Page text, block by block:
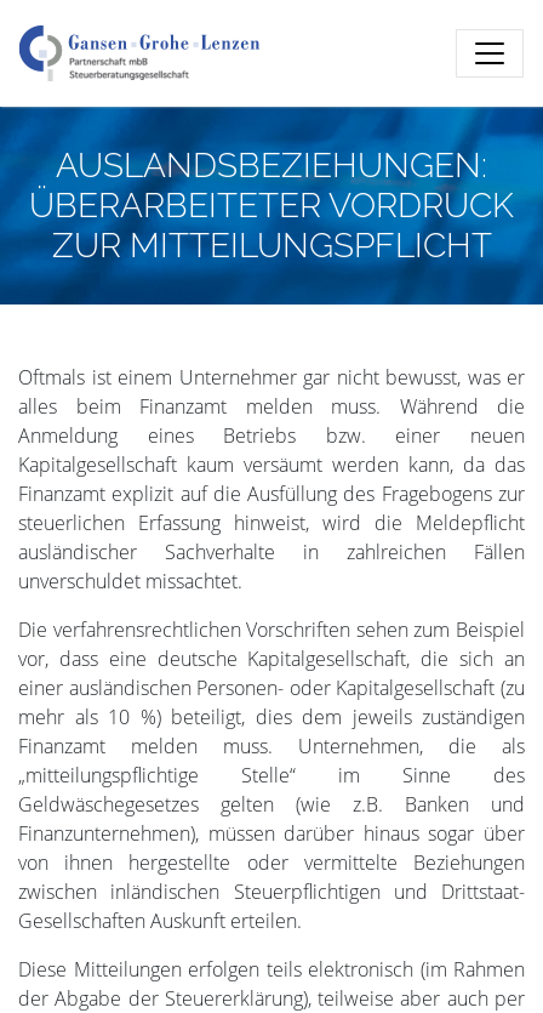
AUSLANDSBEZIEHUNGEN:
ÜBERARBEITETER VORDRUCK
ZUR MITTEILUNGSPFLICHT
Oftmals ist einem Unternehmer gar nicht bewusst, was er
alles beim Finanzamt melden muss. Während die
Anmeldung eines Betriebs bzw. einer neuen
Kapitalgesellschaft kaum versäumt werden kann, da das
Finanzamt explizit auf die Ausfüllung des Fragebogens zur
steuerlichen Erfassung hinweist, wird die Meldepflicht
ausländischer Sachverhalte in zahlreichen Fällen
unverschuldet missachtet.
Die verfahrensrechtlichen Vorschriften sehen zum Beispiel
vor, dass eine deutsche Kapitalgesellschaft, die sich an
einer ausländischen Personen- oder Kapitalgesellschaft (zu
mehr als 10 %) beteiligt, dies dem jeweils zuständigen
Finanzamt melden muss. Unternehmen, die als
„mitteilungspflichtige Stelle“ im Sinne des
Geldwäschegesetzes gelten (wie z.B. Banken und
Finanzunternehmen), müssen darüber hinaus sogar über
von ihnen hergestellte oder vermittelte Beziehungen
zwischen inländischen Steuerpflichtigen und Drittstaat-
Gesellschaften Auskunft erteilen.
Diese Mitteilungen erfolgen teils elektronisch (im Rahmen
der Abgabe der Steuererklärung), teilweise aber auch per